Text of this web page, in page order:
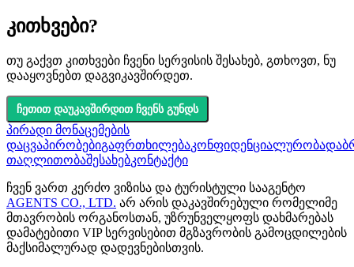
კითხვები?
თუ გაქვთ კითხვები ჩვენი სერვისის შესახებ, გთხოვთ, ნუ
დააყოვნებთ დაგვიკავშირდეთ.
ჩეთით დაუკავშირდით ჩვენს გუნდს
პირადი მონაცემების
დაცვაპირობებიგაფრთხილებაკონფიდენციალურობა
თაღლითობაშესახებკონტაქტი
ჩვენ ვართ კერძო ვიზისა და ტურისტული სააგენტო
AGENTS CO., LTD. არ არის დაკავშირებული რომელიმე
მთავრობის ორგანოსთან, უზრუნველყოფს დახმარებას
დამატებითი VIP სერვისებით მგზავრობის გამოცდილების
მაქსიმალურად დადევნებისთვის.